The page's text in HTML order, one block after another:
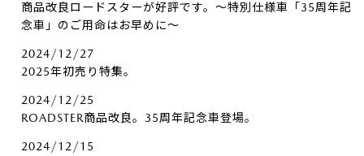
商品改良ロードスターが好評です。～特別仕様車「35周年記
念車」のご用命はお早めに～
2024/12/27
2025年初売り特集。
2024/12/25
ROADSTER商品改良。35周年記念車登場。
2024/12/15